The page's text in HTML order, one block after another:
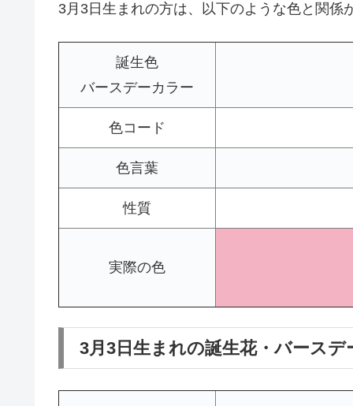
3月3日生まれの方は、以下のような色と関
誕生色
バースデーカラー
色コード
色言葉
性質
実際の色
3月3日生まれの誕生花・バースデ